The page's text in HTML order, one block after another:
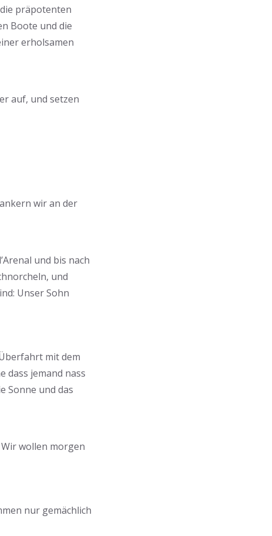
präpotenten
Boote und die
erholsamen
auf, und setzen
wir an der
und bis nach
und
Unser Sohn
mit dem
dass jemand nass
Sonne und das
wollen morgen
nur gemächlich